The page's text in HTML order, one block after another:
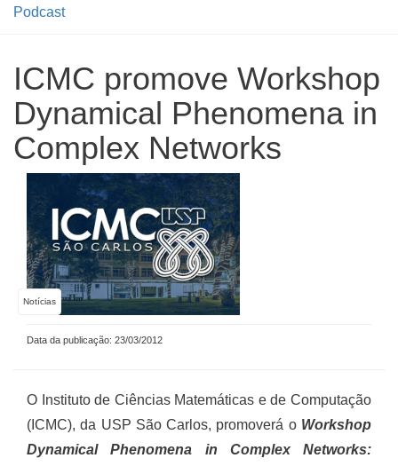
Podcast
ICMC promove Workshop
Dynamical Phenomena in
Complex Networks
Notícias
Data da publicação: 23/03/2012
O Instituto de Ciências Matemáticas e de Computação
(ICMC), da USP São Carlos, promoverá o Workshop
Dynamical Phenomena in Complex Networks: